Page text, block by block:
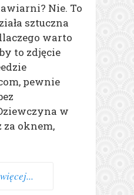
Nie. To
sztuczna
warto
to zdjęcie
pewnie
w
oknem,